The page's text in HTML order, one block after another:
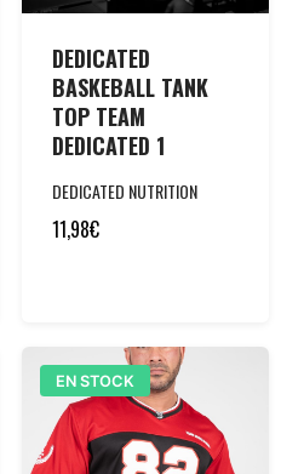
DEDICATED
BASKEBALL TANK
TOP TEAM
DEDICATED 1
DEDICATED NUTRITION
11,98€
EN STOCK